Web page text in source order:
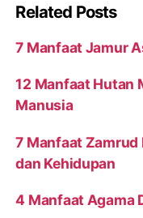
Related Posts
7 Manfaat Jamur
12 Manfaat Hutan
Manusia
7 Manfaat
dan Kehidupan
4 Manfaat Agama